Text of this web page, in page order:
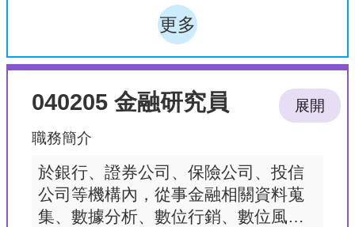
之分期還款金額及不動產租金收入等
更多
040205 金融研究員
職務簡介
於銀行、證券公司、保險公司、投信
公司等機構內，從事金融相關資料蒐
集、數據分析、數位行銷、數位風險
展開